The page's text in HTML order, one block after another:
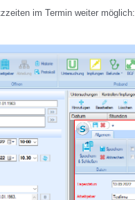
im Termin weiter möglich: